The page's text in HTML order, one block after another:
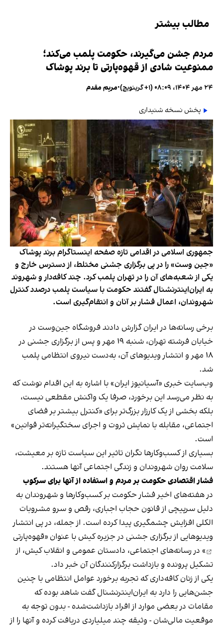
مطالب بیشتر
مردم جشن می‌گیرند، حکومت پلمب می‌کند؛
ممنوعیت شادی از قهوه‌پارتی تا برند پوشاک
۲۴ مهر ۱۴۰۴، ۰۸:۰۹ (‎+۱ گرینویچ) •مریم مقدم
پخش نسخه شنیداری
جمهوری اسلامی در اقدامی تازه صفحه اینستاگرام برند پوشاک
«جین وست» را در پی برگزاری جشنی مختلط، از دسترس خارج و
یکی از شعبه‌های آن را در تهران پلمب کرد. چند کافه‌‌دار و شهروند
به ایران‌اینترنشنال گفتند حکومت با سیاست پلمب درصدد کنترل
شهروندان، اعمال فشار بر آنان و انتقام‌گیری است.
برخی رسانه‌ها در ایران گزارش دادند فروشگاه جین‌وست در
خیابان فرشته تهران، شنبه ۱۹ مهر و پس از برگزاری جشنی در
۱۸ مهر و انتشار ویدیوهای آن، به‌دست نیروی انتظامی پلمب
شد.
وب‌سایت خبری «آسیانیوز ایران» با اشاره به این اقدام نوشت که
به نظر می‌رسد این برخورد، صرفا یک واکنش مقطعی نیست،
بلکه بخشی از یک کارزار بزرگ‌تر برای «کنترل بیشتر بر فضای
اجتماعی، مقابله با نمایش ثروت و اجرای سختگیرانه‌تر قوانین»
است.
بسیاری از کسب‌وکارها نگران تاثیر این سیاست‌ تازه بر معیشت،
سلامت روان شهروندان و زندگی اجتماعی آنها هستند.
فشار اقتصادی حکومت بر مردم و استفاده از آنها برای سرکوب
در هفته‌های اخیر فشار حکومت بر کسب‌وکارها و شهروندان به
دلیل سرپیچی از قانون حجاب اجباری، رقص و سرو مشروبات
الکلی افزایش چشمگیری پیدا کرده است. از جمله، در پی انتشار
ویدیوهایی از برگزاری جشنی در جزیره کیش با عنوان «قهوه‌پارتی
» در رسانه‌های اجتماعی، دادستان عمومی و انقلاب کیش، از
تشکیل پرونده و بازداشت برگزارکنندگان آن خبر داد.
یکی از زنان کافه‌داری که تجربه برخورد عوامل انتظامی با چنین
جشن‌هایی را دارد به ایران‌اینترنشنال گفت شاهد بوده که
مقامات در بعضی موارد از افراد بازداشت‌‌شده - بدون توجه به
موقعیت مالی‌شان - وثیقه چند میلیاردی دریافت کرده و آنها را از